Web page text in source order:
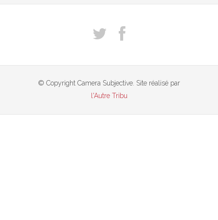
© Copyright Camera Subjective. Site réalisé par
l'Autre Tribu